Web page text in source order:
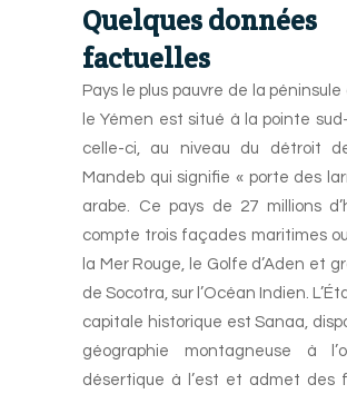
Quelques données
factuelles
Pays le plus pauvre de la péninsule
le Yémen est situé à la pointe
celle-ci, au niveau du détroit
Mandeb qui signifie « porte des
arabe. Ce pays de 27 millions
compte trois façades maritimes
la Mer Rouge, le Golfe d’Aden et
de Socotra, sur l’Océan Indien.
capitale historique est Sanaa,
géographie montagneuse à
désertique à l’est et admet des